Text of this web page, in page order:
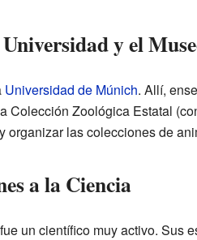
y el
Universidad de Múnich. Allí,
Colección Zoológica Estatal
organizar las colecciones de
a la Ciencia
un científico muy activo. Sus